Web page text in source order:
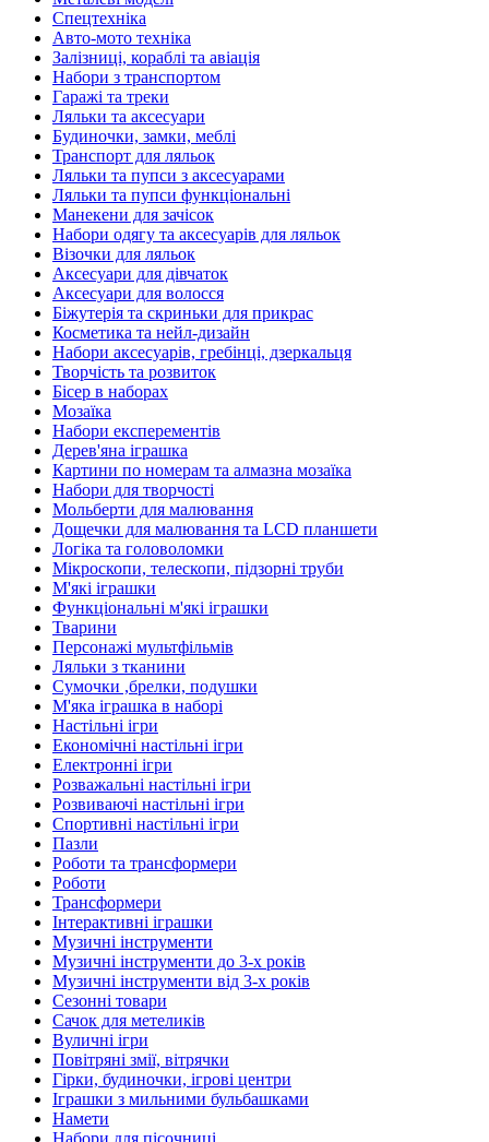
Спецтехніка
Авто-мото техніка
Залізниці, кораблі та авіація
Набори з транспортом
Гаражі та треки
Ляльки та аксесуари
Будиночки, замки, меблі
Транспорт для ляльок
Ляльки та пупси з аксесуарами
Ляльки та пупси функціональні
Манекени для зачісок
Набори одягу та аксесуарів для ляльок
Візочки для ляльок
Аксесуари для дівчаток
Аксесуари для волосся
Біжутерія та скриньки для прикрас
Косметика та нейл-дизайн
Набори аксесуарів, гребінці, дзеркальця
Творчість та розвиток
Бісер в наборах
Мозаїка
Набори експерементів
Дерев'яна іграшка
Картини по номерам та алмазна мозаїка
Набори для творчості
Мольберти для малювання
Дощечки для малювання та LCD планшети
Логіка та головоломки
Мікроскопи, телескопи, підзорні труби
М'які іграшки
Функціональні м'які іграшки
Тварини
Персонажі мультфільмів
Ляльки з тканини
Сумочки ,брелки, подушки
М'яка іграшка в наборі
Настільні ігри
Економічні настільні ігри
Електронні ігри
Розважальні настільні ігри
Розвиваючі настільні ігри
Спортивні настільні ігри
Пазли
Роботи та трансформери
Роботи
Трансформери
Інтерактивні іграшки
Музичні інструменти
Музичні інструменти до 3-х років
Музичні інструменти від 3-х років
Сезонні товари
Сачок для метеликів
Вуличні ігри
Повітряні змії, вітрячки
Гірки, будиночки, ігрові центри
Іграшки з мильними бульбашками
Намети
Набори для пісочниці